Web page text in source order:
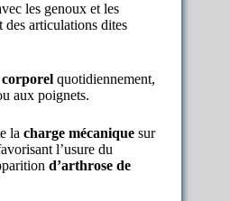
les genoux et les
des articulations dites
quotidiennement,
aux poignets.
la charge mécanique sur
l’usure du
d’arthrose de